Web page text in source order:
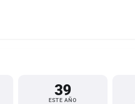
39
ESTE AÑO